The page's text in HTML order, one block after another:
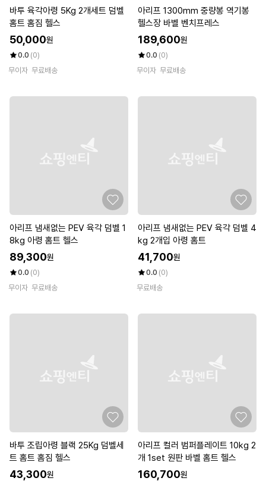
바투 육각아령 5Kg 2개세트 덤벨
홈트 홈짐 헬스
50,000원
0.0 (0)
무이자 무료배송
아리프 1300mm 중량봉 역기봉
헬스장 바벨 벤치프레스
189,600원
0.0 (0)
무이자 무료배송
아리프 냄새없는 PEV 육각 덤벨 1
8kg 아령 홈트 헬스
89,300원
0.0 (0)
무이자 무료배송
아리프 냄새없는 PEV 육각 덤벨 4
kg 2개입 아령 홈트
41,700원
0.0 (0)
무료배송
바투 조립아령 블랙 25Kg 덤벨세
트 홈트 홈짐 헬스
43,300원
아리프 컬러 범퍼플레이트 10kg 2
개 1set 원판 바벨 홈트 헬스
160,700원